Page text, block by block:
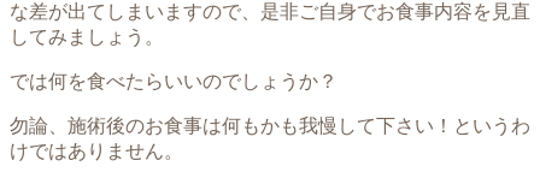
な差が出てしまいますので、是非ご自身でお食事内容を見直
してみましょう。
では何を食べたらいいのでしょうか？
勿論、施術後のお食事は何もかも我慢して下さい！というわ
けではありません。